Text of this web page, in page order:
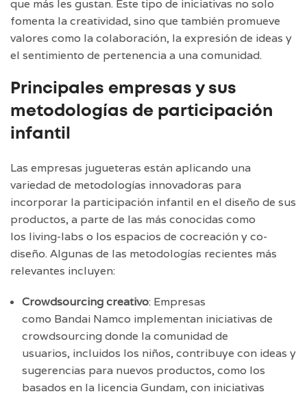
que más les gustan. Este tipo de iniciativas no solo
fomenta la creatividad, sino que también promueve
valores como la colaboración, la expresión de ideas y
el sentimiento de pertenencia a una comunidad.
Principales empresas y sus
metodologías de participación
infantil
Las empresas jugueteras están aplicando una
variedad de metodologías innovadoras para
incorporar la participación infantil en el diseño de sus
productos, a parte de las más conocidas como
los living-labs o los espacios de cocreación y co-
diseño. Algunas de las metodologías recientes más
relevantes incluyen:
Crowdsourcing creativo: Empresas
como Bandai Namco implementan iniciativas de
crowdsourcing donde la comunidad de
usuarios, incluidos los niños, contribuye con ideas y
sugerencias para nuevos productos, como los
basados en la licencia Gundam, con iniciativas